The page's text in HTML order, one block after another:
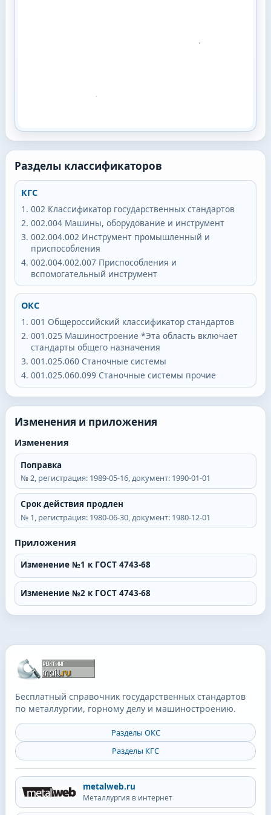
Разделы классификаторов
КГС
002 Классификатор государственных стандартов
002.004 Машины, оборудование и инструмент
002.004.002 Инструмент промышленный и
приспособления
002.004.002.007 Приспособления и
вспомогательный инструмент
ОКС
001 Общероссийский классификатор стандартов
001.025 Машиностроение *Эта область включает
стандарты общего назначения
001.025.060 Станочные системы
001.025.060.099 Станочные системы прочие
Изменения и приложения
Изменения
Поправка
№2, регистрация: 1989-05-16, документ: 1990-01-01
Срок действия продлен
№ 1, регистрация: 1980-06-30, документ: 1980-12-01
Приложения
Изменение №1 к ГОСТ 4743-68
Изменение №2 к ГОСТ 4743-68
Бесплатный справочник государственных стандартов
по металлургии, горному делу и машиностроению.
Разделы ОКС
Разделы КГС
metalweb.ru
Металлургия в интернет